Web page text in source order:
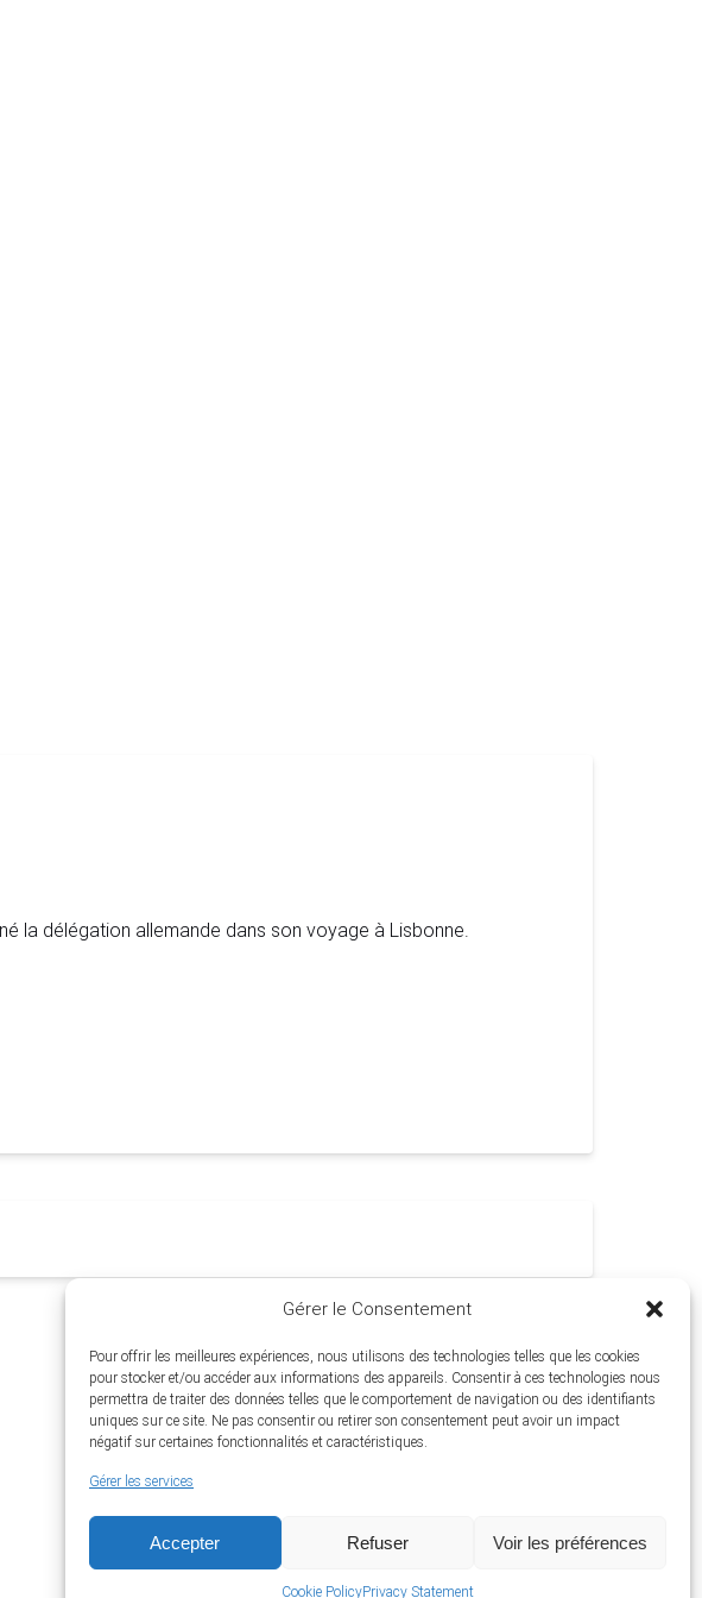
Gérer le Consentement
Pour offrir les meilleures expériences, nous utilisons des technologies telles que les cookies
pour stocker et/ou accéder aux informations des appareils. Consentir à ces technologies nous
permettra de traiter des données telles que le comportement de navigation ou des identifiants
uniques sur ce site. Ne pas consentir ou retirer son consentement peut avoir un impact
négatif sur certaines fonctionnalités et caractéristiques.
Gérer les services
Accepter Refuser Voir les préférences
Cookie PolicyPrivacy Statement
la délégation allemande dans son voyage à Lisbonne.
Contact Info